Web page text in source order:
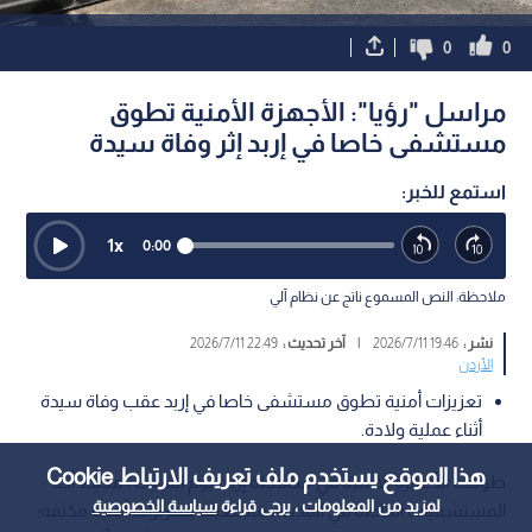
هذا الموقع يستخدم ملف تعريف الارتباط Cookie
لمزيد من المعلومات ، يرجى قراءةسياسة الخصوصية
0
0
مراسل "رؤيا": الأجهزة الأمنية تطوق
مستشفى خاصا في إربد إثر وفاة سيدة
استمع للخبر:
0:00
1x
ملاحظة: النص المسموع ناتج عن نظام آلي
نشر :19:46 2026/7/11
| آخر تحديث :22:49 2026/7/11
الأردن
تعزيزات أمنية تطوق مستشفى خاصا في إربد عقب وفاة سيدة
أثناء عملية ولادة.
طوقت الأجهزة الأمنية في محافظة إربد، يوم السبت ، محيط أحد
المستشفيات الخاصة في المدينة، مستعينة بتعزيزات أمنية مكثفة؛